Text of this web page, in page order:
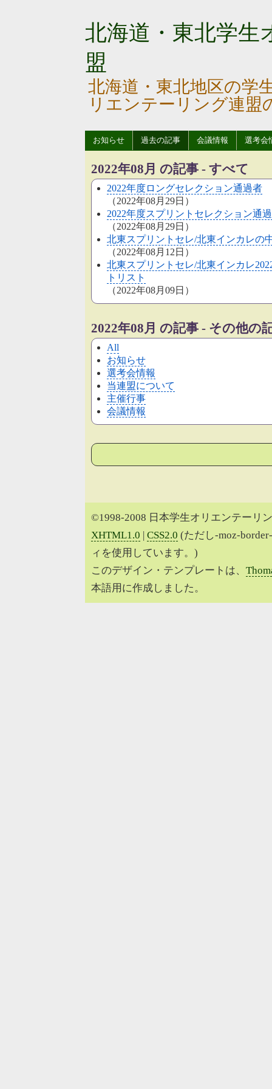
北海道・東北学生
盟
北海道・東北地区の学
リエンテーリング連盟
お知らせ 過去の記事 会議情報 選考会
2022年08月 の記事 - すべて
2022年度ロングセレクション通過者
（2022年08月29日）
2022年度スプリントセレクション通
（2022年08月29日）
北東スプリントセレ/北東インカレの
（2022年08月12日）
北東スプリントセレ/北東インカレ
トリスト
（2022年08月09日）
2022年08月 の記事 - その他の
All
お知らせ
選考会情報
当連盟について
主催行事
会議情報
©1998-2008 日本学生オリエンテーリ
XHTML1.0 | CSS2.0 (ただし-moz-
ィを使用しています。)
このデザイン・テンプレートは、
本語用に作成しました。